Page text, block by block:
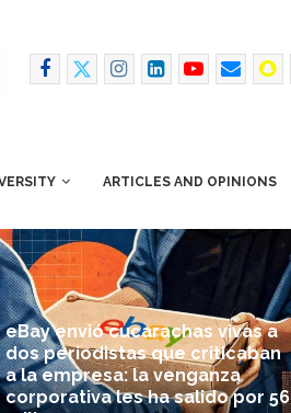
ARTICLES AND OPINIONS
eBay envió cucarachas vivas a
dos periodistas que criticaban
a la empresa: la venganza
corporativa les ha salido por 56